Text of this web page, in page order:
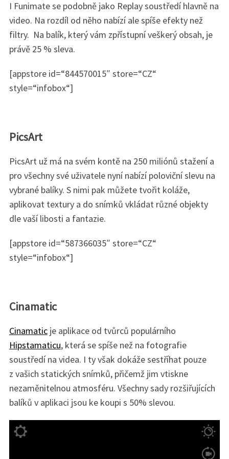
I Funimate se podobně jako Replay soustředí hlavně na
video. Na rozdíl od něho nabízí ale spíše efekty než
filtry. Na balík, který vám zpřístupní veškerý obsah, je
právě 25 % sleva.
[appstore id=“844570015″ store=“CZ“
style=“infobox“]
PicsArt
PicsArt už má na svém kontě na 250 miliónů stažení a
pro všechny své uživatele nyní nabízí poloviční slevu na
vybrané balíky. S nimi pak můžete tvořit koláže,
aplikovat textury a do snímků vkládat různé objekty
dle vaší libosti a fantazie.
[appstore id=“587366035″ store=“CZ“
style=“infobox“]
Cinamatic
Cinamaticje aplikace od tvůrců populárního
Hipstamaticu, která se spíše než na fotografie
soustředí na videa. I ty však dokáže sestříhat pouze
z vašich statických snímků, přičemž jim vtiskne
nezaměnitelnou atmosféru. Všechny sady rozšiřujících
balíků v aplikaci jsou ke koupi s 50% slevou.